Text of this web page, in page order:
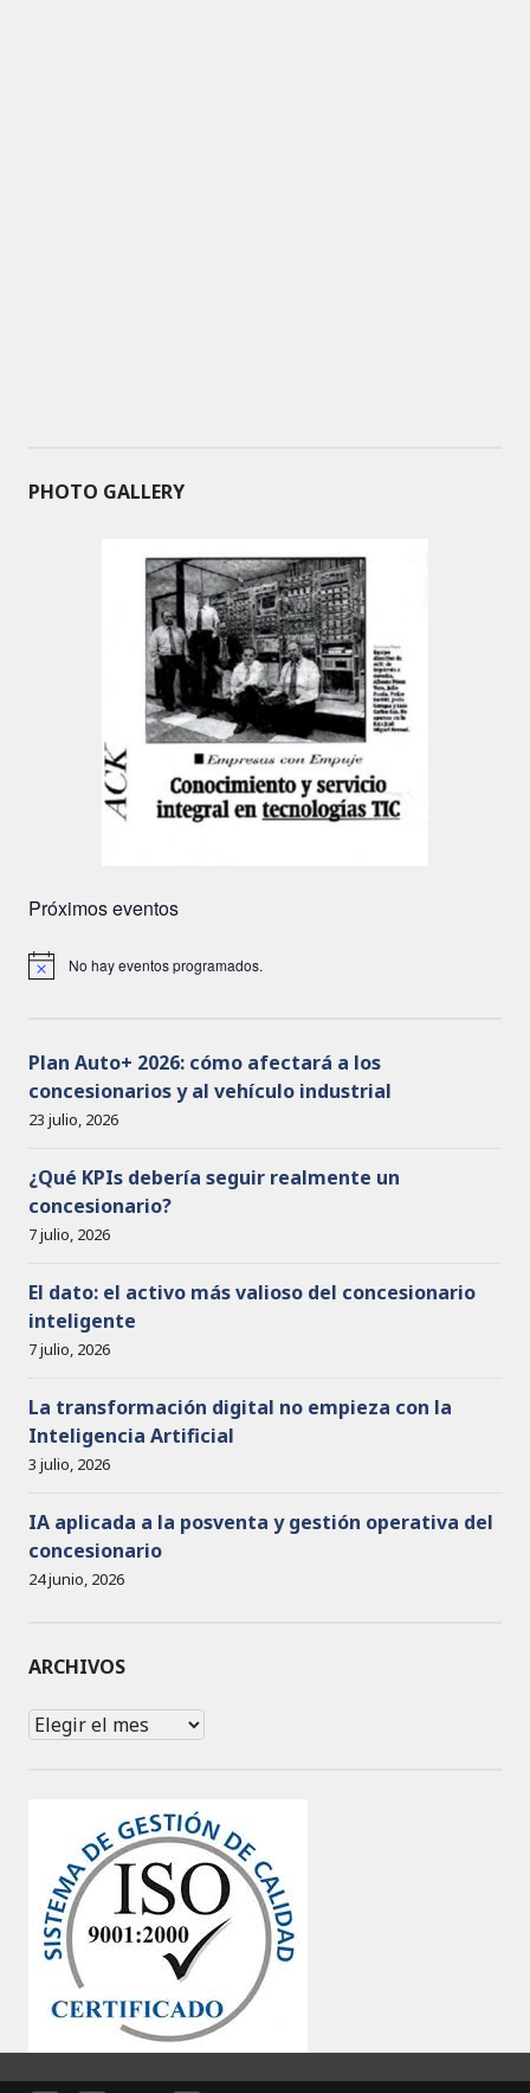
PHOTO GALLERY
Próximos eventos
No hay eventos programados.
Plan Auto+ 2026: cómo afectará a los
concesionarios y al vehículo industrial
23 julio, 2026
¿Qué KPIs debería seguir realmente un
concesionario?
7 julio, 2026
El dato: el activo más valioso del concesionario
inteligente
7 julio, 2026
La transformación digital no empieza con la
Inteligencia Artificial
3 julio, 2026
IA aplicada a la posventa y gestión operativa del
concesionario
24 junio, 2026
ARCHIVOS
Archivos